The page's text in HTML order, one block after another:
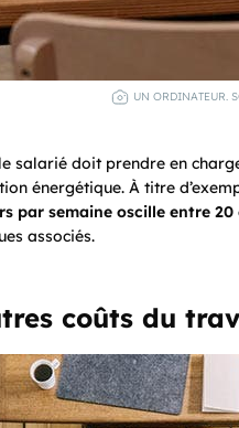
UN ORDINATEUR.
salarié doit prendre en
énergétique. À titre
par semaine oscille entre
associés.
coûts du